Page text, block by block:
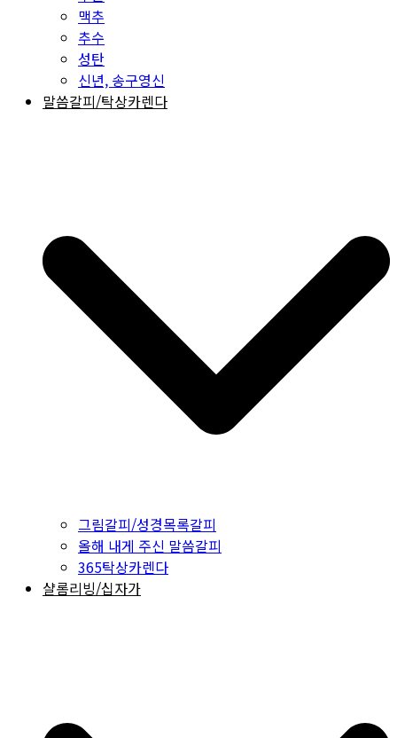
맥추
추수
성탄
신년, 송구영신
말씀갈피/탁상카렌다
그림갈피/성경목록갈피
올해 내게 주신 말씀갈피
365탁상카렌다
샬롬리빙/십자가